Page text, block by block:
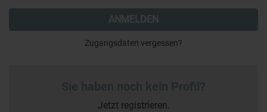
ANMELDEN
Zugangsdaten vergessen?
Jetzt registrieren.